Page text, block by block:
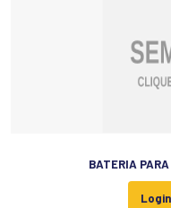
BATERIA